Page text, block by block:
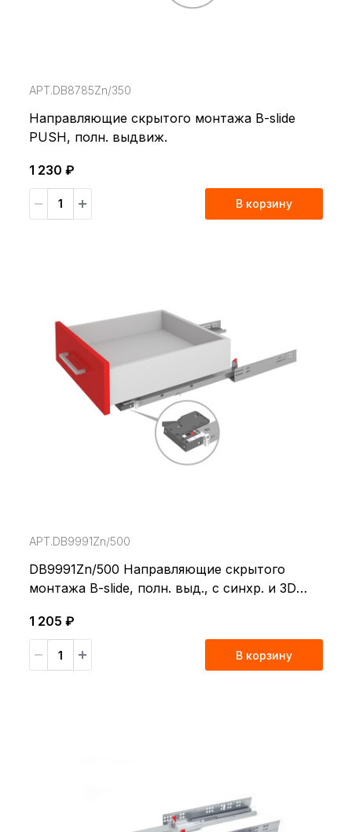
АРТ.DB8785Zn/350
Направляющие cкрытого монтажа B-slide
PUSH, полн. выдвиж.
1 230 ₽
В корзину
АРТ.DB9991Zn/500
DB9991Zn/500 Направляющие скрытого
монтажа B-slide, полн. выд., с синхр. и 3D
1 205 ₽
В корзину